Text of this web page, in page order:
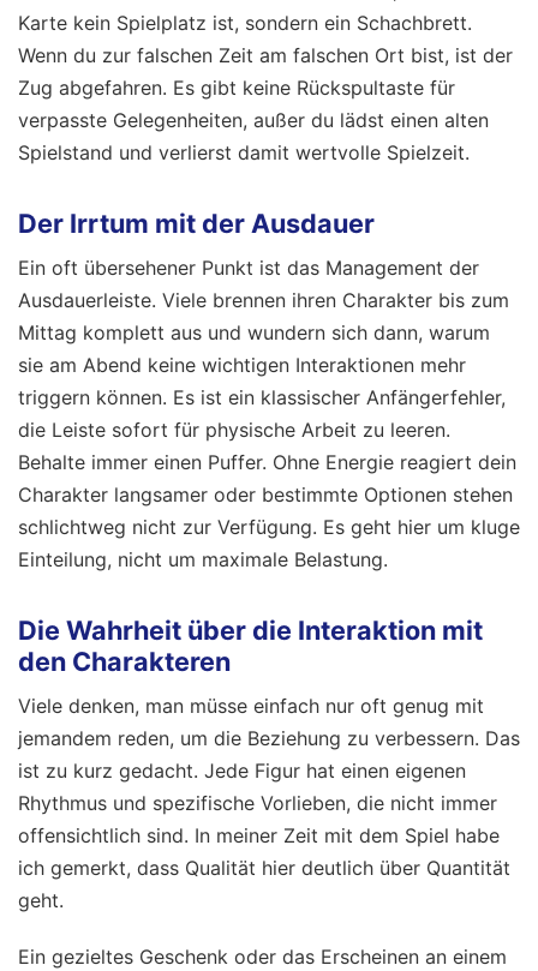
Karte kein Spielplatz ist, sondern ein Schachbrett.
Wenn du zur falschen Zeit am falschen Ort bist, ist der
Zug abgefahren. Es gibt keine Rückspultaste für
verpasste Gelegenheiten, außer du lädst einen alten
Spielstand und verlierst damit wertvolle Spielzeit.
Der Irrtum mit der Ausdauer
Ein oft übersehener Punkt ist das Management der
Ausdauerleiste. Viele brennen ihren Charakter bis zum
Mittag komplett aus und wundern sich dann, warum
sie am Abend keine wichtigen Interaktionen mehr
triggern können. Es ist ein klassischer Anfängerfehler,
die Leiste sofort für physische Arbeit zu leeren.
Behalte immer einen Puffer. Ohne Energie reagiert dein
Charakter langsamer oder bestimmte Optionen stehen
schlichtweg nicht zur Verfügung. Es geht hier um kluge
Einteilung, nicht um maximale Belastung.
Die Wahrheit über die Interaktion mit
den Charakteren
Viele denken, man müsse einfach nur oft genug mit
jemandem reden, um die Beziehung zu verbessern. Das
ist zu kurz gedacht. Jede Figur hat einen eigenen
Rhythmus und spezifische Vorlieben, die nicht immer
offensichtlich sind. In meiner Zeit mit dem Spiel habe
ich gemerkt, dass Qualität hier deutlich über Quantität
geht.
Ein gezieltes Geschenk oder das Erscheinen an einem